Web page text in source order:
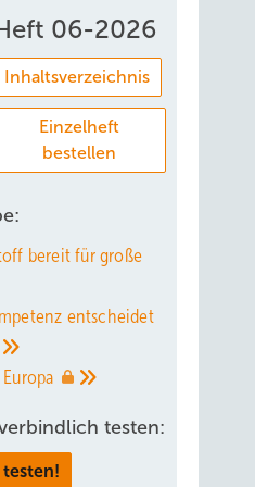
06-2026
Inhaltsverzeichnis
Einzelheft
bestellen
bereit für große
entscheidet
Europa
testen: